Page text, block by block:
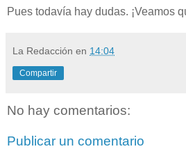
Pues todavía hay dudas. ¡Veamos
La Redacción en 14:04
Compartir
No hay comentarios:
Publicar un comentario